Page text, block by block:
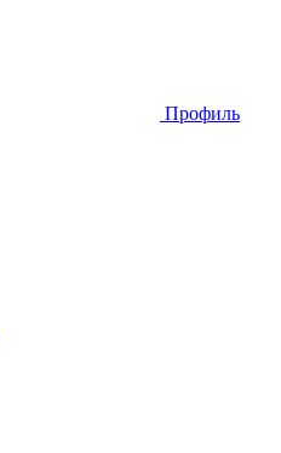
Профиль